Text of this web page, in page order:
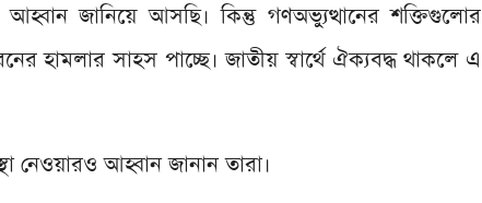
জানিয়ে আসছি। কিন্তু গণঅভ্যুত্থানের শক্তিগুলোর
হামলার সাহস পাচ্ছে। জাতীয় স্বার্থে ঐক্যবদ্ধ থাকলে এ
নেওয়ারও আহ্বান জানান তারা।